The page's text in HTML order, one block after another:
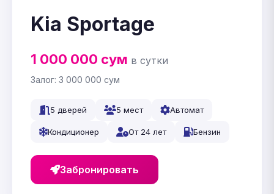
Kia Sportage
1 000 000 сум в сутки
Залог: 3 000 000 сум
5 дверей 5 мест Автомат
Кондиционер От 24 лет Бензин
Забронировать